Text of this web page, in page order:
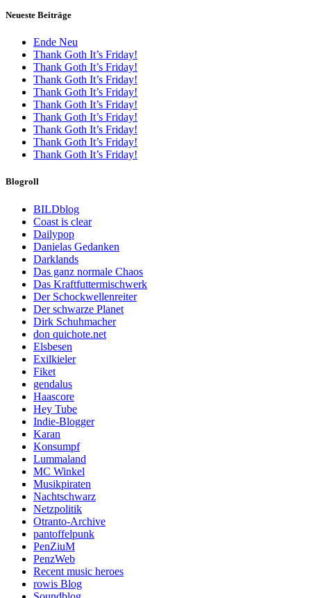
Neueste Beiträge
Ende Neu
Thank Goth It’s Friday!
Thank Goth It’s Friday!
Thank Goth It’s Friday!
Thank Goth It’s Friday!
Thank Goth It’s Friday!
Thank Goth It’s Friday!
Thank Goth It’s Friday!
Thank Goth It’s Friday!
Thank Goth It’s Friday!
Blogroll
BILDblog
Coast is clear
Dailypop
Danielas Gedanken
Darklands
Das ganz normale Chaos
Das Kraftfuttermischwerk
Der Schockwellenreiter
Der schwarze Planet
Dirk Schuhmacher
don quichote.net
Elsbesen
Exilkieler
Fiket
gendalus
Haascore
Hey Tube
Indie-Blogger
Karan
Konsumpf
Lummaland
MC Winkel
Musikpiraten
Nachtschwarz
Netzpolitik
Otranto-Archive
pantoffelpunk
PenZiuM
PenzWeb
Recent music heroes
rowis Blog